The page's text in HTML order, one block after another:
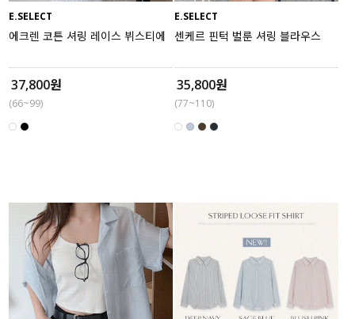
E.SELECT
에크렌 코튼 셔링 레이스 뷔스티에
37,800원
(66~99)
E.SELECT
센케르 핀턱 벌룬 셔링 블라우스
35,800원
(77~110)